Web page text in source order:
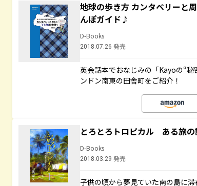
地球の歩き方 カンタベリーと
んぽガイド♪
D-Books
2018.07.26 発売
英会話本でおなじみの「Kayoの“
ンドン南東の田舎町をご紹介！
とろとろトロピカル ある旅
D-Books
2018.03.29 発売
子供の頃から夢見ていた南の島に